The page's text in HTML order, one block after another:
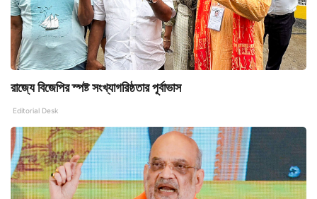
রাজ্যে বিজেপির স্পষ্ট সংখ্যাগরিষ্ঠতার পূর্বাভাস
Editorial Desk